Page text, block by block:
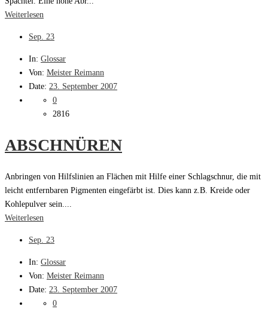
Weiterlesen
Sep. 23
In: Glossar
Von: Meister Reimann
Date: 23. September 2007
0
2816
ABSCHNÜREN
Anbringen von Hilfslinien an Flächen mit Hilfe einer Schlagschnur, die mit
leicht entfernbaren Pigmenten eingefärbt ist. Dies kann z.B. Kreide oder
Kohlepulver sein....
Weiterlesen
Sep. 23
In: Glossar
Von: Meister Reimann
Date: 23. September 2007
0